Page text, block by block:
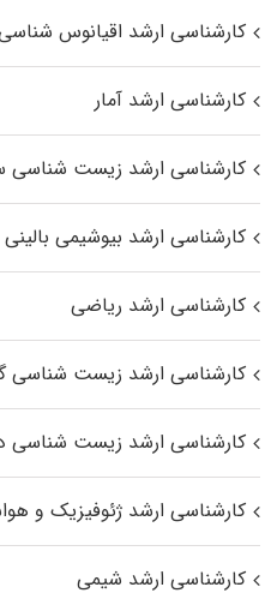
کارشناسی ارشد اقیانوس‌
کارشناسی ارشد آمار
کارشناسی ارشد زیست شناسی
کارشناسی ارشد بیوشیمی بالینی
کارشناسی ارشد ریاضی
کارشناسی ارشد زیست‌ شناسی
کارشناسی ارشد زیست‌ شناسی
کارشناسی ارشد ژئوفیزیک و
کارشناسی ارشد شیمی